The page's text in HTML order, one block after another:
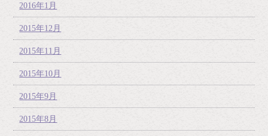
2016年1月
2015年12月
2015年11月
2015年10月
2015年9月
2015年8月